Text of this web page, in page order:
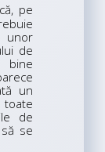
pe
de
bine
un
de
se